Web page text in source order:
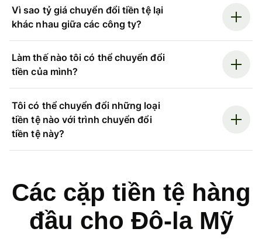
Vì sao tỷ giá chuyển đổi tiền tệ lại
khác nhau giữa các công ty?
Làm thế nào tôi có thể chuyển đổi
tiền của mình?
Tôi có thể chuyển đổi những loại
tiền tệ nào với trình chuyển đổi
tiền tệ này?
Các cặp tiền tệ hàng
đầu cho Đô-la Mỹ